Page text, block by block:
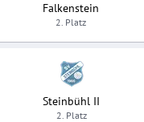
Falkenstein
2. Platz
Steinbühl II
2. Platz